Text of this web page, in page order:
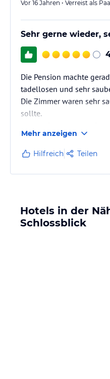
Vor 16 Jahren • Verreist als
Sehr gerne wieder,
Die Pension machte
tadellosen und sehr
Die Zimmer waren sehr
sollte.
welches gut und
Mehr anzeigen
Hilfreich Teilen
Hotels in der
Schlossblick